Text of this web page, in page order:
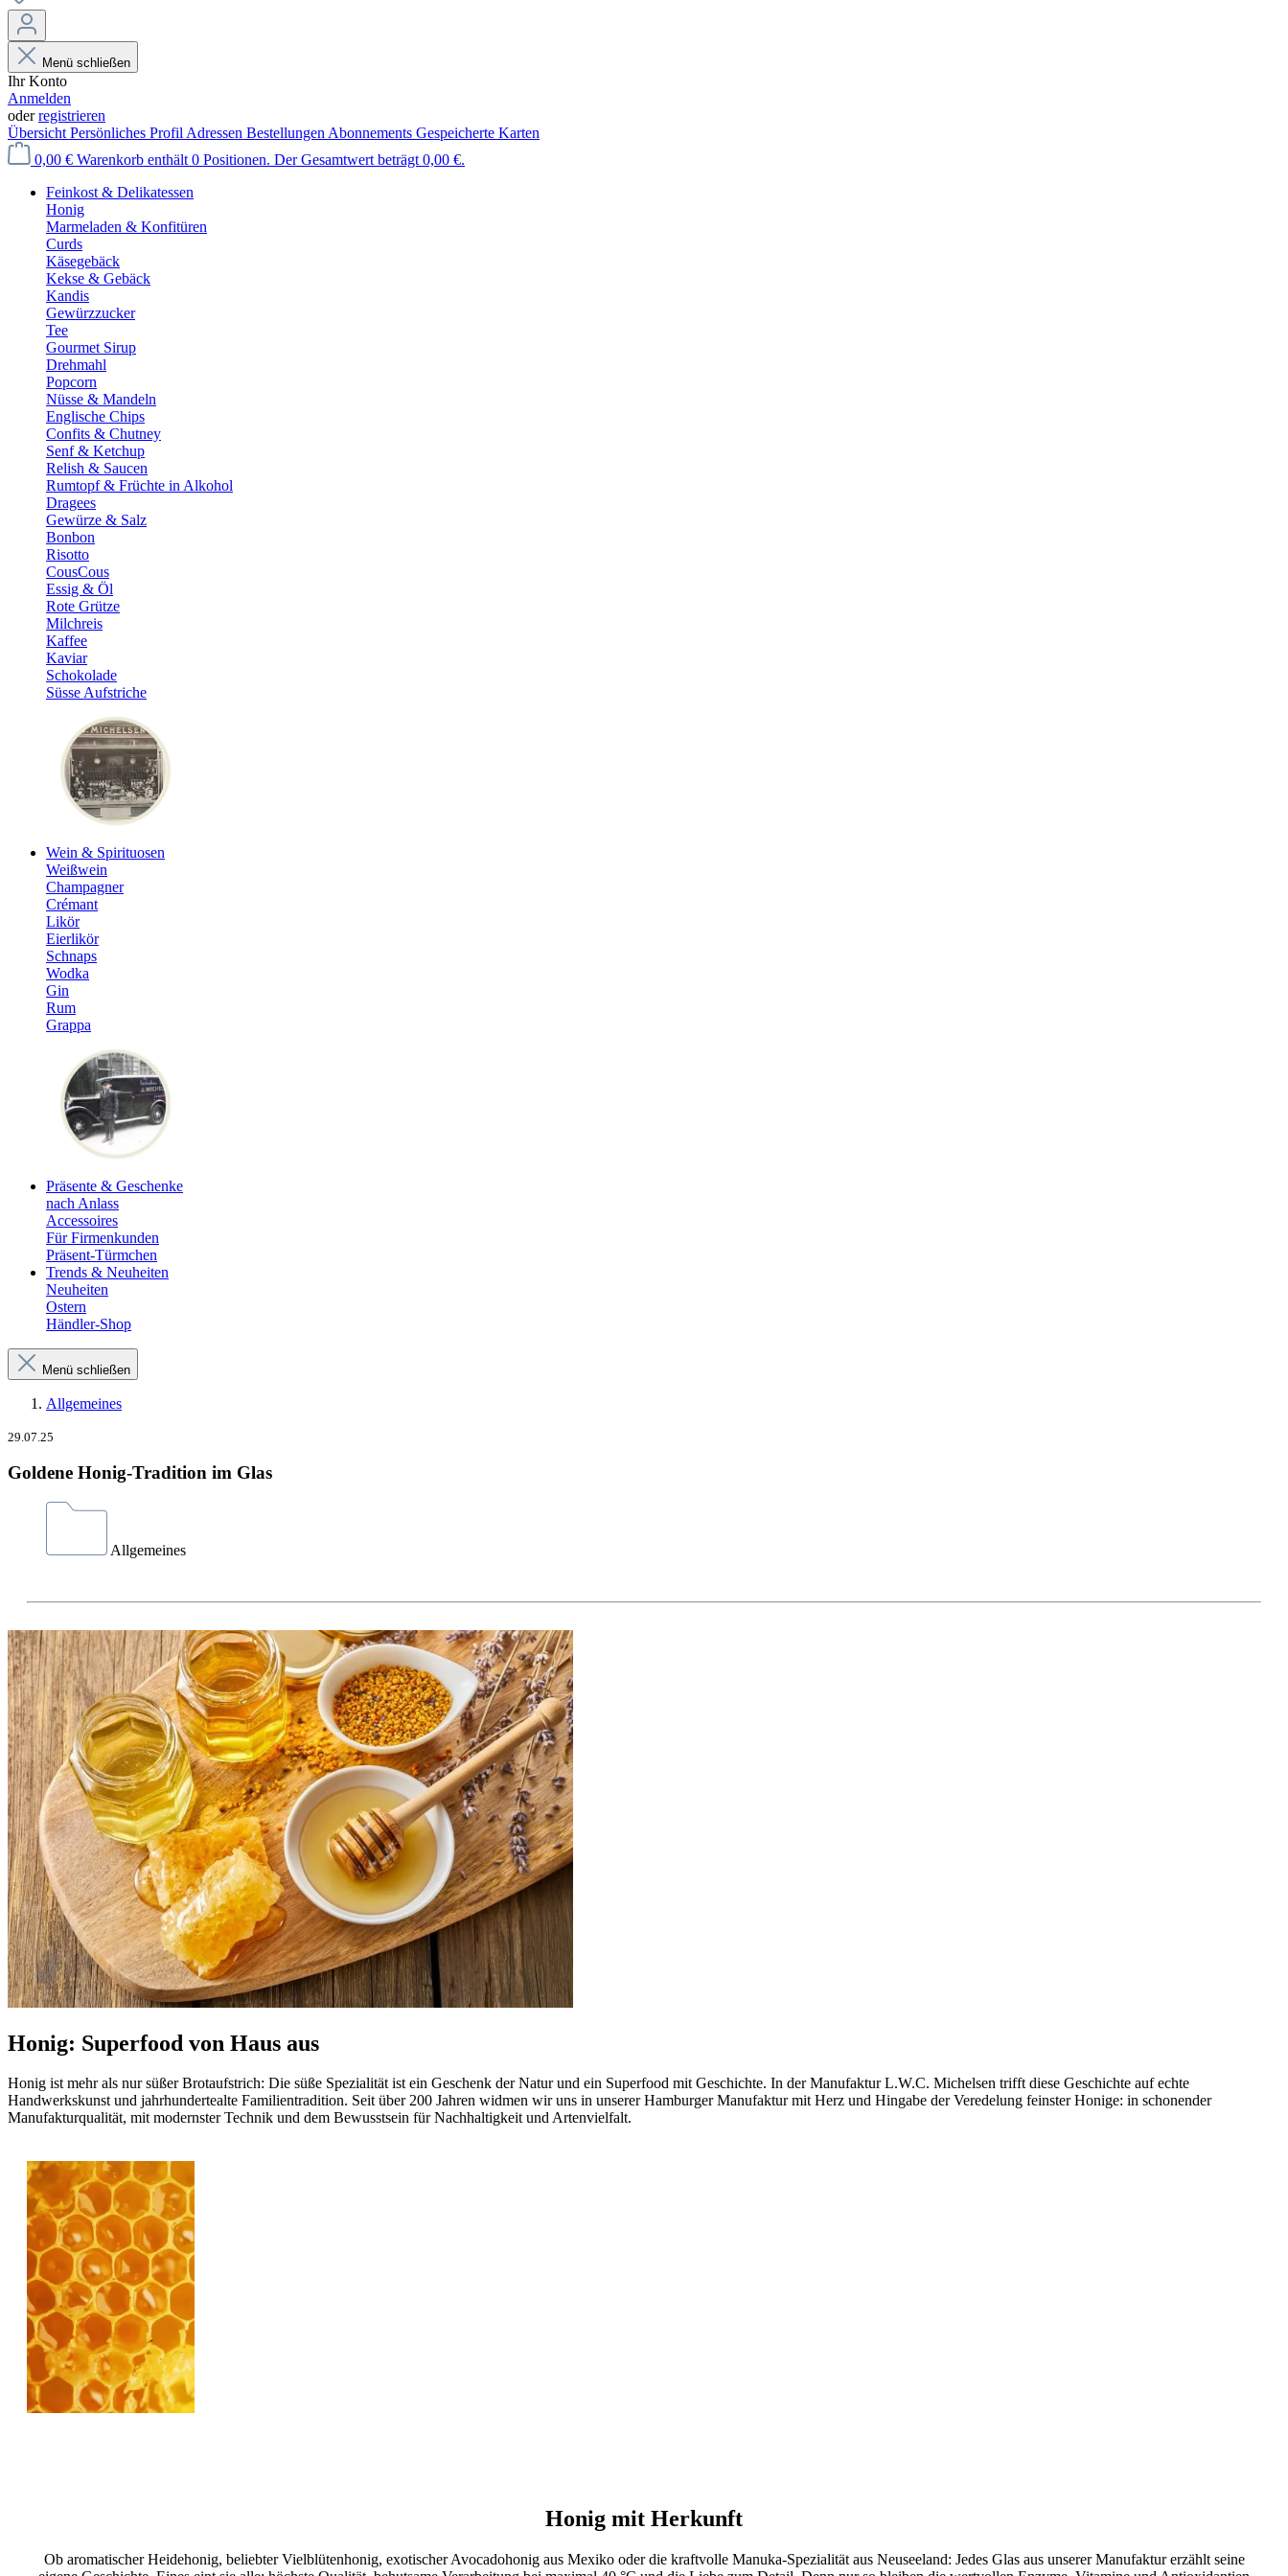
Menü schließen
Ihr Konto
Anmelden
oderregistrieren
Übersicht Persönliches Profil Adressen Bestellungen Abonnements Gespeicherte Karten
0,00 € Warenkorb enthält 0 Positionen. Der Gesamtwert beträgt 0,00 €.
Feinkost & Delikatessen
Honig
Marmeladen & Konfitüren
Curds
Käsegebäck
Kekse & Gebäck
Kandis
Gewürzzucker
Tee
Gourmet Sirup
Drehmahl
Popcorn
Nüsse & Mandeln
Englische Chips
Confits & Chutney
Senf & Ketchup
Relish & Saucen
Rumtopf & Früchte in Alkohol
Dragees
Gewürze & Salz
Bonbon
Risotto
CousCous
Essig & Öl
Rote Grütze
Milchreis
Kaffee
Kaviar
Schokolade
Süsse Aufstriche
Wein & Spirituosen
Weißwein
Champagner
Crémant
Likör
Eierlikör
Schnaps
Wodka
Gin
Rum
Grappa
Präsente & Geschenke
nach Anlass
Accessoires
Für Firmenkunden
Präsent-Türmchen
Trends & Neuheiten
Neuheiten
Ostern
Händler-Shop
Menü schließen
Allgemeines
29.07.25
Goldene Honig-Tradition im Glas
Allgemeines
Honig: Superfood von Haus aus
Honig ist mehr als nur süßer Brotaufstrich: Die süße Spezialität ist ein Geschenk der Natur und ein Superfood mit Geschichte. In der Manufaktur L.W.C. Michelsen trifft diese Geschichte auf echte
Handwerkskunst und jahrhundertealte Familientradition. Seit über 200 Jahren widmen wir uns in unserer Hamburger Manufaktur mit Herz und Hingabe der Veredelung feinster Honige: in schonender
Manufakturqualität, mit modernster Technik und dem Bewusstsein für Nachhaltigkeit und Artenvielfalt.
Honig mit Herkunft
Ob aromatischer Heidehonig, beliebter Vielblütenhonig, exotischer Avocadohonig aus Mexiko oder die kraftvolle Manuka-Spezialität aus Neuseeland: Jedes Glas aus unserer Manufaktur erzählt seine